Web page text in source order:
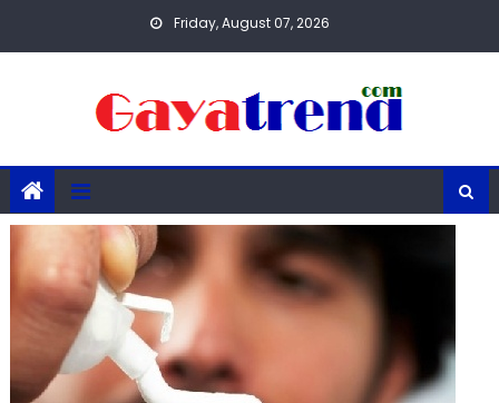
Friday, August 07, 2026